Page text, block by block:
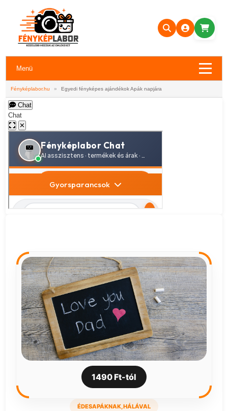
Menü
Fényképlabor.hu » Egyedi fényképes ajándékok Apák napjára
Chat
Chat
✕
1490 Ft-tól
ÉDESAPÁKNAK, HÁLÁVAL